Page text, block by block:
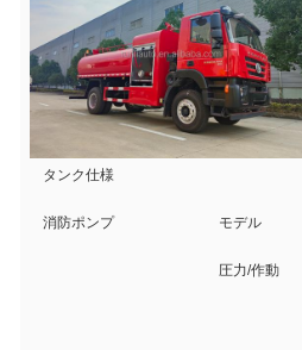
タンク仕様
消防ポンプ モデル
圧力/作動